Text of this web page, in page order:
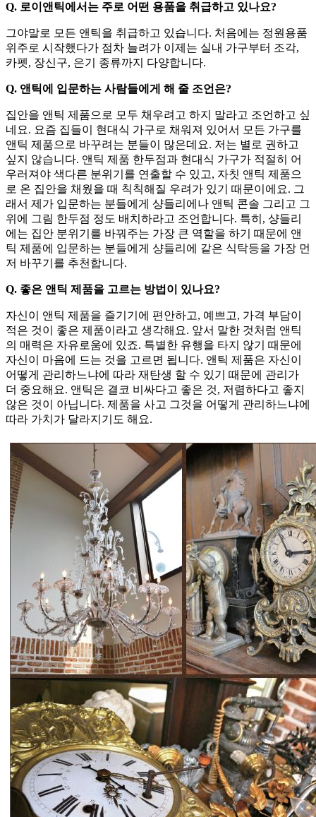
Q. 로이앤틱에서는 주로 어떤 용품을 취급하고 있나요?
그야말로 모든 앤틱을 취급하고 있습니다. 처음에는 정원용품
위주로 시작했다가 점차 늘려가 이제는 실내 가구부터 조각,
카펫, 장신구, 은기 종류까지 다양합니다.
Q. 앤틱에 입문하는 사람들에게 해 줄 조언은?
집안을 앤틱 제품으로 모두 채우려고 하지 말라고 조언하고 싶
네요. 요즘 집들이 현대식 가구로 채워져 있어서 모든 가구를
앤틱 제품으로 바꾸려는 분들이 많은데요. 저는 별로 권하고
싶지 않습니다. 앤틱 제품 한두점과 현대식 가구가 적절히 어
우러져야 색다른 분위기를 연출할 수 있고, 자칫 앤틱 제품으
로 온 집안을 채웠을 때 칙칙해질 우려가 있기 때문이에요. 그
래서 제가 입문하는 분들에게 샹들리에나 앤틱 콘솔 그리고 그
위에 그림 한두점 정도 배치하라고 조언합니다. 특히, 샹들리
에는 집안 분위기를 바꿔주는 가장 큰 역할을 하기 때문에 앤
틱 제품에 입문하는 분들에게 샹들리에 같은 식탁등을 가장 먼
저 바꾸기를 추천합니다.
Q. 좋은 앤틱 제품을 고르는 방법이 있나요?
자신이 앤틱 제품을 즐기기에 편안하고, 예쁘고, 가격 부담이
적은 것이 좋은 제품이라고 생각해요. 앞서 말한 것처럼 앤틱
의 매력은 자유로움에 있죠. 특별한 유행을 타지 않기 때문에
자신이 마음에 드는 것을 고르면 됩니다. 앤틱 제품은 자신이
어떻게 관리하느냐에 따라 재탄생 할 수 있기 때문에 관리가
더 중요해요. 앤틱은 결코 비싸다고 좋은 것, 저렴하다고 좋지
않은 것이 아닙니다. 제품을 사고 그것을 어떻게 관리하느냐에
따라 가치가 달라지기도 해요.